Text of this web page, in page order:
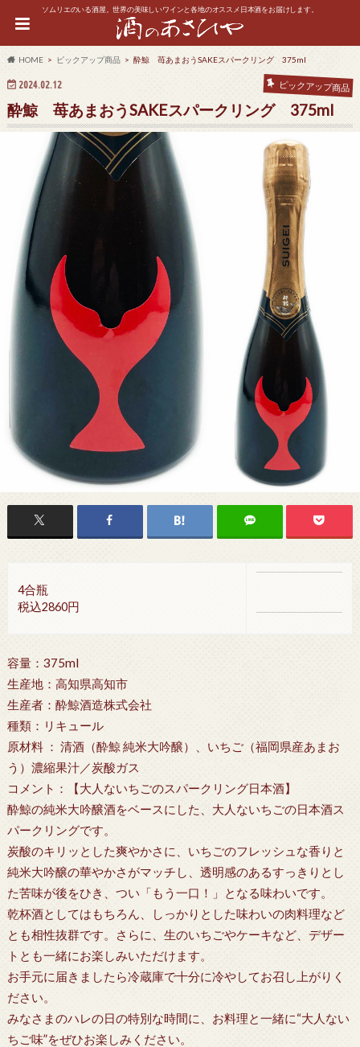
ソムリエのいる酒屋。世界の美味しいワインと各地のオススメ日本酒をお届けします。
HOME ピックアップ商品 酔鯨 苺あまおうSAKEスパークリング 375ml
2024.02.12 ピックアップ商品
酔鯨 苺あまおうSAKEスパークリング 375ml
4合瓶
税込2860円
容量：375ml
生産地：高知県高知市
生産者：酔鯨酒造株式会社
種類：リキュール
原材料 ： 清酒（酔鯨 純米大吟醸）、いちご（福岡県産あまお
う）濃縮果汁／炭酸ガス
コメント：【大人ないちごのスパークリング日本酒】
酔鯨の純米大吟醸酒をベースにした、大人ないちごの日本酒ス
パークリングです。
炭酸のキリッとした爽やかさに、いちごのフレッシュな香りと
純米大吟醸の華やかさがマッチし、透明感のあるすっきりとし
た苦味が後をひき、つい「もう一口！」となる味わいです。
乾杯酒としてはもちろん、しっかりとした味わいの肉料理など
とも相性抜群です。さらに、生のいちごやケーキなど、デザー
トとも一緒にお楽しみいただけます。
お手元に届きましたら冷蔵庫で十分に冷やしてお召し上がりく
ださい。
みなさまのハレの日の特別な時間に、お料理と一緒に“大人ない
ちご味”をぜひお楽しみください。